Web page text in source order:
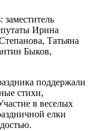
Ирина
Татьяна
Быков,
поддержали
стихи,
в веселых
елки